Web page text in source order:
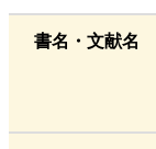
書名・文献名